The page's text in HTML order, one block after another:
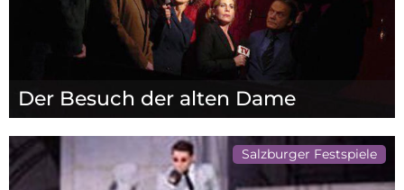
Der Besuch der alten Dame
Salzburger Festspiele